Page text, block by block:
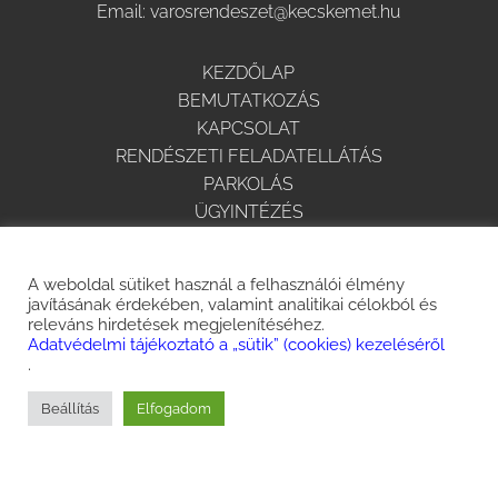
Email:varosrendeszet@kecskemet.hu
KEZDŐLAP
BEMUTATKOZÁS
KAPCSOLAT
RENDÉSZETI FELADATELLÁTÁS
PARKOLÁS
ÜGYINTÉZÉS
ADATVÉDELEM
KÖZBESZERZÉS
A weboldal sütiket használ a felhasználói élmény
javításának érdekében, valamint analitikai célokból és
releváns hirdetések megjelenítéséhez.
Adatvédelmi tájékoztató a „sütik” (cookies) kezeléséről
.
Beállítás Elfogadom